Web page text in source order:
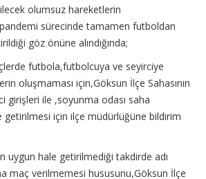
olumsuz hareketlerin
sürecinde tamamen futboldan
göz önüne alındığında;
futbola,futbolcuya ve seyirciye
oluşmaması için,Göksun İlçe Sahasının
girişleri ile ,soyunma odası saha
getirilmesi için ilçe müdürlüğüne bildirim
uygun hale getirilmediği takdirde adı
maç verilmemesi hususunu,Göksun İlçe